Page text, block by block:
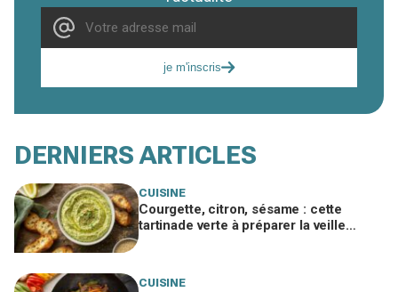
je m'inscris
DERNIERS ARTICLES
CUISINE
Courgette, citron, sésame : cette
tartinade verte à préparer la veille
CUISINE